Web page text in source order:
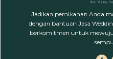
Jadikan pernikahan Anda
dengan bantuan Jasa
berkomitmen untuk